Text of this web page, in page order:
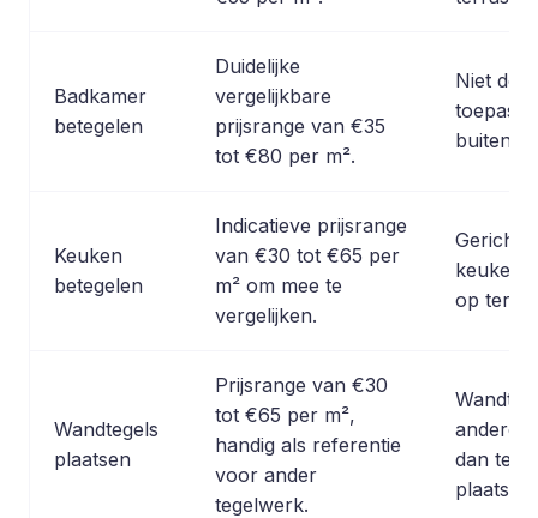
Badkamer
betegelen
Duidelijke
vergelijkbare
prijsrange van €35
tot €80 per m².
Niet
Keuken
betegelen
Indicatieve prijsrange
van €30 tot €65 per
m² om mee te
vergelijken.
Gericht
op
Wandtegels
plaatsen
Prijsrange van €30
tot €65 per m²,
handig als referentie
voor ander
tegelwerk.
andere
dan
plaatsen.